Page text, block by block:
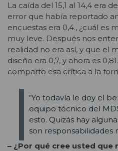
La caída del 15,1 al 14,4 era
error que había reportado
encuestas era 0,4., ¿cuál es
muy leve. Después nos
realidad no era así, y que el
diseño era 0,7, y ahora es
comparto esa crítica a la
“Yo todavía le doy el
equipo técnico del
esto. Quizás hay
son responsabilidades
– ¿Por qué cree usted que